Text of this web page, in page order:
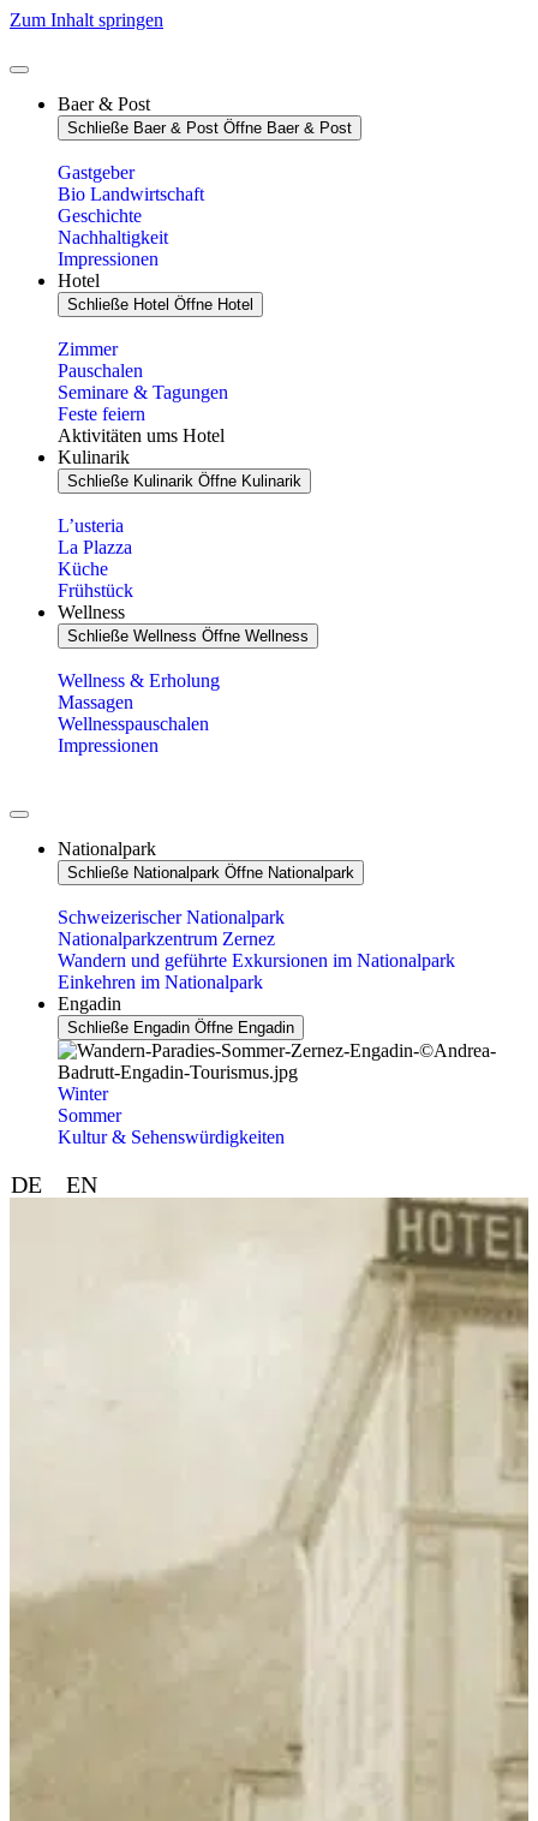
Zum Inhalt springen
Baer & Post
Schließe Baer & Post Öffne Baer & Post
Gastgeber
Bio Landwirtschaft
Geschichte
Nachhaltigkeit
Impressionen
Hotel
Schließe Hotel Öffne Hotel
Zimmer
Pauschalen
Seminare & Tagungen
Feste feiern
Aktivitäten ums Hotel
Kulinarik
Schließe Kulinarik Öffne Kulinarik
L’usteria
La Plazza
Küche
Frühstück
Wellness
Schließe Wellness Öffne Wellness
Wellness & Erholung
Massagen
Wellnesspauschalen
Impressionen
Nationalpark
Schließe Nationalpark Öffne Nationalpark
Schweizerischer Nationalpark
Nationalparkzentrum Zernez
Wandern und geführte Exkursionen im Nationalpark
Einkehren im Nationalpark
Engadin
Schließe Engadin Öffne Engadin
Winter
Sommer
Kultur & Sehenswürdigkeiten
DE EN